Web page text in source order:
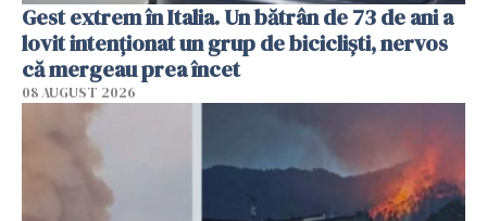
Gest extrem în Italia. Un bătrân de 73 de ani a
lovit intenționat un grup de bicicliști, nervos
că mergeau prea încet
08 AUGUST 2026